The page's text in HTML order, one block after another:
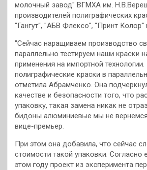
молочный завод" ВГМХА им.
производителей полиграфических
"Гангут", "АБВ Флексо", "Принт Колор"
"Сейчас наращиваем производство
параллельно тестируем наши краски
применения на импортной
полиграфические краски в
отметила Абрамченко. Она
качестве и безопасности того, что
упаковку, такая замена никак не
бидоны алюминиевые мы не
вице-премьер.
При этом она добавила, что сейчас
стоимости такой упаковки. Согласно
этом году проект из эксперимента